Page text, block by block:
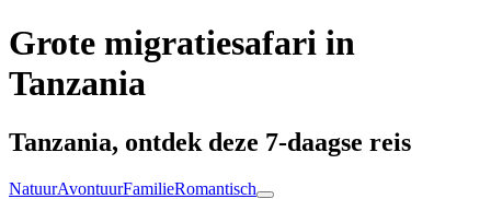
Grote migratiesafari in
Tanzania
Tanzania, ontdek deze 7-daagse reis
NatuurAvontuurFamilieRomantisch